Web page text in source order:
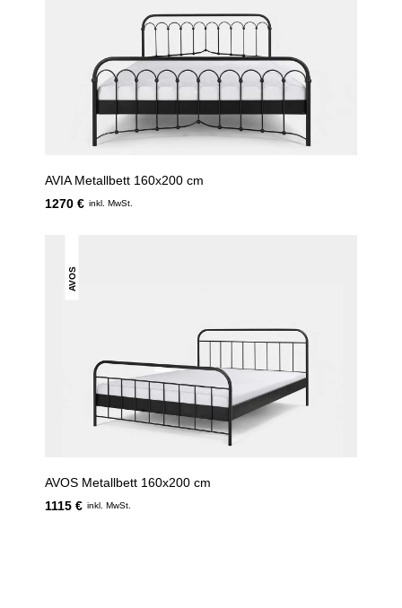
AVIA Metallbett 160x200 cm
1270 € inkl. MwSt.
AVOS
AVOS Metallbett 160x200 cm
1115 € inkl. MwSt.